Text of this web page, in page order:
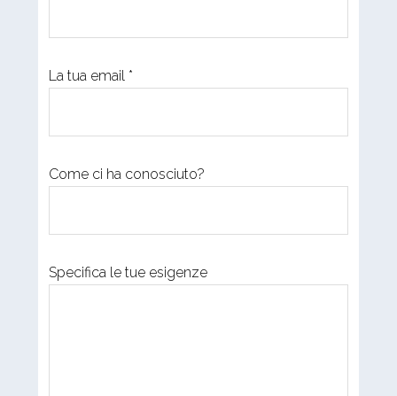
La tua email *
Come ci ha conosciuto?
Specifica le tue esigenze